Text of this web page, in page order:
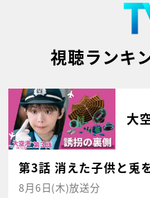
視聴ランキ
大
第3話 消えた子供と兎
8月6日(木)放送分